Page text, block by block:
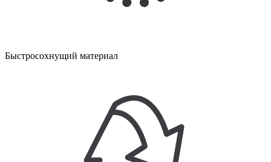
Быстросохнущий материал